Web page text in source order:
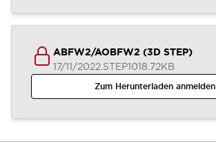
ABFW2/AOBFW2 (3D STEP)
17/11/2022.STEP1018.72KB
Zum Herunterladen anmelden